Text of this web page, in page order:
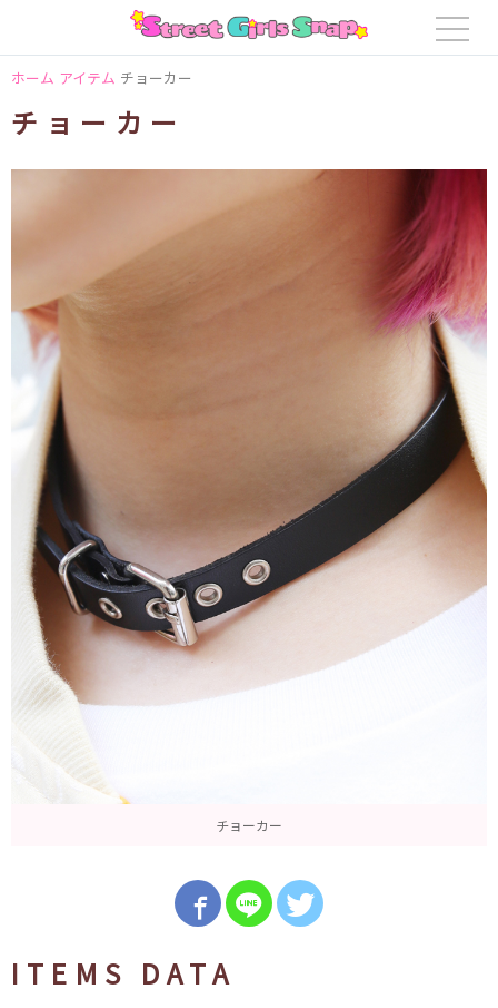
ホーム アイテム チョーカー
チョーカー
チョーカー
ITEMS DATA